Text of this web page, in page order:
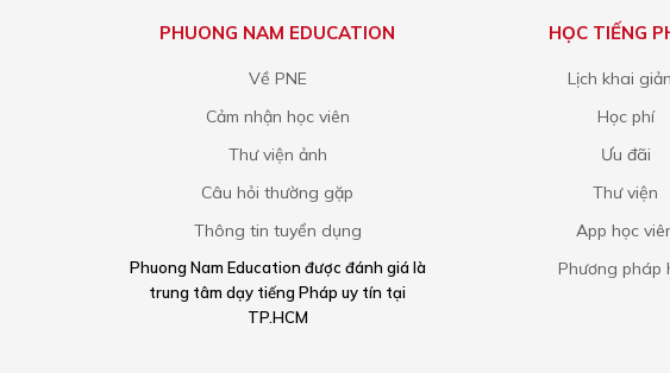
PHUONG NAM EDUCATION
Về PNE
Cảm nhận học viên
Thư viện ảnh
Câu hỏi thường gặp
Thông tin tuyển dụng
Phuong Nam Education được đánh giá là
trung tâm dạy tiếng Pháp uy tín tại
TP.HCM
HỌC TIẾNG
Lịch khai
Học phí
Ưu đãi
Thư viện
App học
Phương pháp